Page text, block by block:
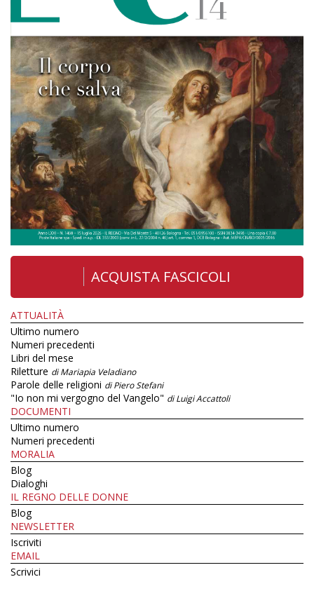
ACQUISTA FASCICOLI
ATTUALITÀ
Ultimo numero
Numeri precedenti
Libri del mese
Riletture di Mariapia Veladiano
Parole delle religioni di Piero Stefani
"Io non mi vergogno del Vangelo" di Luigi Accattoli
DOCUMENTI
Ultimo numero
Numeri precedenti
MORALIA
Blog
Dialoghi
IL REGNO DELLE DONNE
Blog
NEWSLETTER
Iscriviti
EMAIL
Scrivici